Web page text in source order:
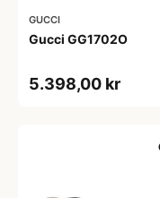
GUCCI
Gucci GG1702O
5.398,00 kr